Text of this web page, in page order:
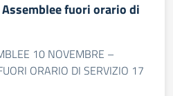
fuori orario di
10 NOVEMBRE –
ORARIO DI SERVIZIO 17